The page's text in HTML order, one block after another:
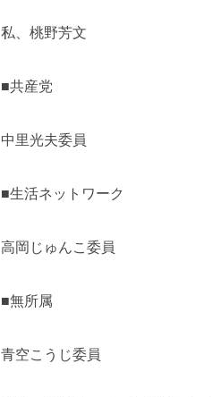
私、桃野芳文
■共産党
中里光夫委員
■生活ネットワーク
高岡じゅんこ委員
■無所属
青空こうじ委員